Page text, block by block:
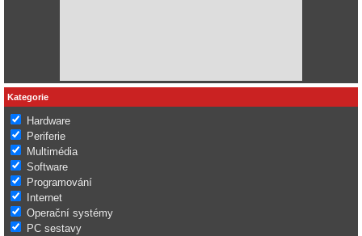
Kategorie
Hardware
Periferie
Multimédia
Software
Programování
Internet
Operační systémy
PC sestavy